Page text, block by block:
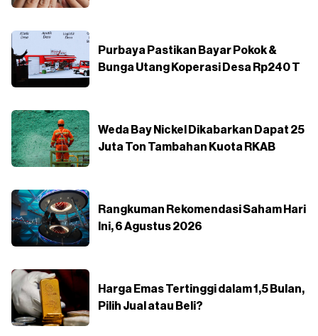
Purbaya Pastikan Bayar Pokok &
Bunga Utang Koperasi Desa Rp240 T
Weda Bay Nickel Dikabarkan Dapat 25
Juta Ton Tambahan Kuota RKAB
Rangkuman Rekomendasi Saham Hari
Ini, 6 Agustus 2026
Harga Emas Tertinggi dalam 1,5 Bulan,
Pilih Jual atau Beli?